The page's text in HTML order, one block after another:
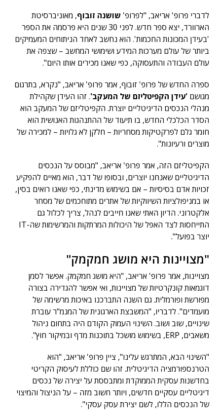
לדברי פרופ' אריאב, "לפרופ' שושנה זובוף, מאוניברסיטת
הארוורד, יצא ספר חדש. לפני 30 שנים היא פרסמה את הספר
'בעידן המכונות החכמות'. הוא נחשב לאחד הניתוחים המעמיקים
ביותר של עולם מערכות המידע ושימושי המחשב – שצפה את
עולם העבודה והתעסוקה, כפי שאנו מכירים אותו היום".
ספרה החדש של פרופ' זובוף, אמר פרופ' אריאב, "נקרא, בתרגום
מגושם 'עידן הקפיטליזם של המעקב'. זהו העידן שקהילת
מנהלי הנכסים הדיגיטליים יוצרת. הקפיטליזם של המעקב הוא
הסדר הכלכלי החדש, בו תיעוד של ההתנהגות האנושית הוא
חומר גלם לפרקטיקות מסחריות – חלקן לא גלויות – למכירה של
מוצרים ורעיונות".
הקפיטליזם הזה, אמר פרופ' אריאב, "מבוסס על הנכסים
הדיגיטליים שאנחנו יוצרים, ובסופו של דבר, הוא מאיים להפקיע
זכויות אדם בסיסיות – אם בשימוש מדינתי, כפי שאנו רואים בסין,
או במניפולציות השיווקיות של אתרים מתוחכמים של מסחר
אלקטרוני. הדיון האתי שאנו חייבים לנהל, צריך לכלול גם
התייחסות לצד האפל של היכולות המרתקות והמרשימות שה-IT
יוצר בפועל".
"מצויינות היא מושג חמקמק"
מצויינות, אמר פרופ' אריאב, "היא מושג חמקמק. אפשר לסמן
דוגמאות קונקרטיות של מצויינות, ואי אפשר להגדירה בצורה
מפורשת ופורמלית. גם השנה התברכנו באיכות מרשימה של
מועמדים". לדבריו, "המשבצת הארגונית של המנמ"ר עוברת
שינויים, שוב ושוב. השינוי העמוק הקודם היה בתחום ניהול
משאבים, ERP, בשימוש מושכל בתוכנות מדף ובמיקור חוץ".
"השינוי הבא, המתרגש עלינו", ציין פרופ' אריאב, "הוא
הטרנספורמציה הדיגיטלית. זהו שם כוללת לעיסוק הקריטי
בחדשנות עסקית הממוקדת ומתבססת על יצירה של נכסים
דיגיטליים עסקיים חדשים, ויותר חשוב מזה – על הניצול והמיצוי
של הנכסים הללו, לשם יצירת עסק עסקי".